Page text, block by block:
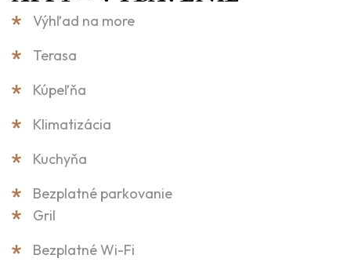
Výhľad na more
Terasa
Kúpeľňa
Klimatizácia
Kuchyňa
Bezplatné parkovanie
Gril
Bezplatné Wi-Fi